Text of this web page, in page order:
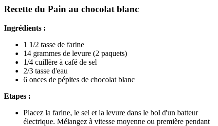
Recette du Pain au chocolat blanc
Ingrédients :
1 1/2 tasse de farine
14 grammes de levure (2 paquets)
1/4 cuillère à café de sel
2/3 tasse d'eau
6 onces de pépites de chocolat blanc
Etapes :
Placez la farine, le sel et la levure dans le bol d'un batteur
électrique. Mélangez à vitesse moyenne ou première pendant